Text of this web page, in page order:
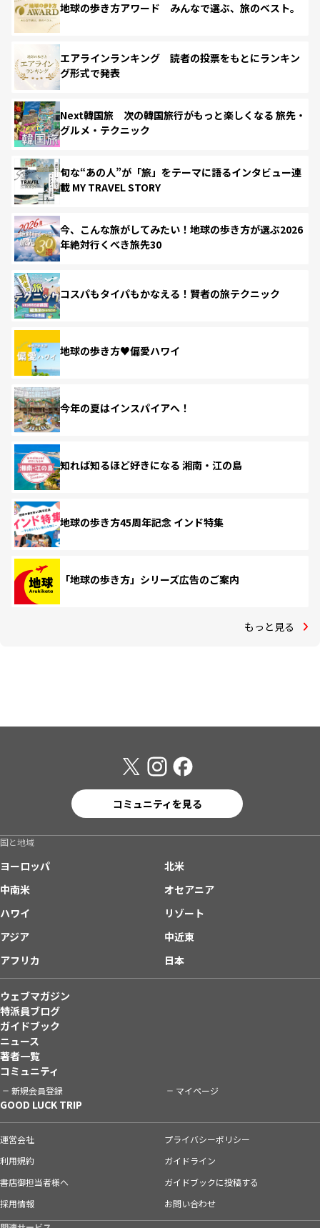
地球の歩き方アワード みんなで選ぶ、旅のベスト。
エアラインランキング 読者の投票をもとにランキン
グ形式で発表
Next韓国旅 次の韓国旅行がもっと楽しくなる 旅先・
グルメ・テクニック
旬な“あの人”が「旅」をテーマに語るインタビュー連
載 MY TRAVEL STORY
今、こんな旅がしてみたい！地球の歩き方が選ぶ2026
年絶対行くべき旅先30
コスパもタイパもかなえる！賢者の旅テクニック
地球の歩き方♥偏愛ハワイ
今年の夏はインスパイアへ！
知れば知るほど好きになる 湘南・江の島
地球の歩き方45周年記念 インド特集
「地球の歩き方」シリーズ広告のご案内
もっと見る
コミュニティを見る
国と地域
ヨーロッパ
北米
中南米
オセアニア
ハワイ
リゾート
アジア
中近東
アフリカ
日本
ウェブマガジン
特派員ブログ
ガイドブック
ニュース
著者一覧
コミュニティ
新規会員登録 マイページ
GOOD LUCK TRIP
運営会社
プライバシーポリシー
利用規約
ガイドライン
書店御担当者様へ
ガイドブックに投稿する
採用情報
お問い合わせ